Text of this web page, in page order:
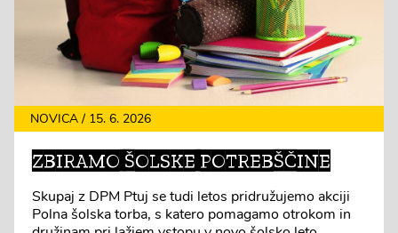
NOVICA / 15. 6. 2026
ZBIRAMO ŠOLSKE POTREBŠČINE
Skupaj z DPM Ptuj se tudi letos pridružujemo akciji
Polna šolska torba, s katero pomagamo otrokom in